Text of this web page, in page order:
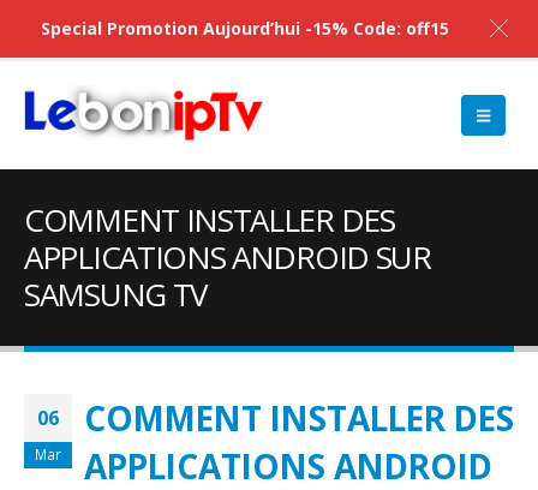
COMMENT INSTALLER DES
APPLICATIONS ANDROID SUR
SAMSUNG TV
06
Mar
COMMENT INSTALLER DES
APPLICATIONS ANDROID
Special Promotion Aujourd’hui -15% Code: off15